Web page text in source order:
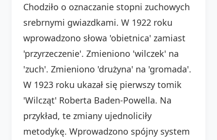
Chodziło o oznaczanie stopni zuchowych
srebrnymi gwiazdkami. W 1922 roku
wprowadzono słowa 'obietnica' zamiast
'przyrzeczenie'. Zmieniono 'wilczek' na
'zuch'. Zmieniono 'drużyna' na 'gromada'.
W 1923 roku ukazał się pierwszy tomik
'Wilcząt' Roberta Baden-Powella. Na
przykład, te zmiany ujednoliciły
metodykę. Wprowadzono spójny system